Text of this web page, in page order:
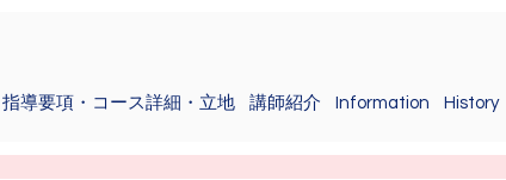
指導要項・コース詳細・立地 講師紹介 Information History